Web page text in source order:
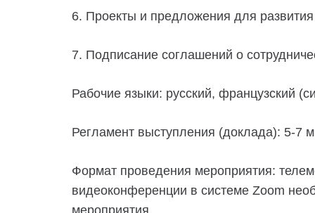
6. Проекты и предложения для
7. Подписание соглашений о
Рабочие языки: русский, французский
Регламент выступления (доклада): 5-7
Формат проведения мероприятия:
видеоконференции в системе Zoom